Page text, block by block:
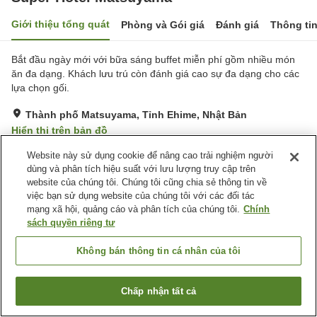
Giới thiệu tổng quát Phòng và Gói giá Đánh giá Thông
Bắt đầu ngày mới với bữa sáng buffet miễn phí gồm nhiều món
ăn đa dạng. Khách lưu trú còn đánh giá cao sự đa dạng cho các
lựa chọn gối.
Thành phố Matsuyama, Tỉnh Ehime, Nhật Bản
Hiển thị trên bản đồ
Tốt Đánh giá:161lượt
Tiện nghi chỗ nghỉ
Bãi đỗ xe
Spa / Salon
Máy bán hàng tự động
Trang chủ Nhật Bản Tỉnh Ehime
Thành phố Matsuyama
Super Hotel Matsuyama
Tìm phòng trống
Website này sử dụng cookie để nâng cao trải nghiệm người
dùng và phân tích hiệu suất với lưu lượng truy cập trên
website của chúng tôi. Chúng tôi cũng chia sẻ thông tin về
việc bạn sử dụng website của chúng tôi với các đối tác
mạng xã hội, quảng cáo và phân tích của chúng tôi. Chính
sách quyền riêng tư
Không bán thông tin cá nhân của tôi
Chấp nhận tất cả